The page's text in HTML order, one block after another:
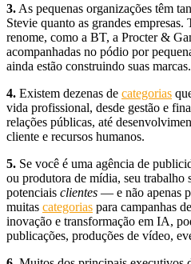
3. As pequenas organizações têm
Stevie quanto as grandes empresas.
renome, como a BT, a Procter &
acompanhadas no pódio por
ainda estão construindo suas marcas.
4. Existem dezenas de categorias
vida profissional, desde gestão e
relações públicas, até
cliente e recursos humanos.
5. Se você é uma agência de
ou produtora de mídia, seu trabalho
potenciais clientes — e não apenas
muitas categorias para campanhas
inovação e transformação em IA,
publicações, produções de vídeo,